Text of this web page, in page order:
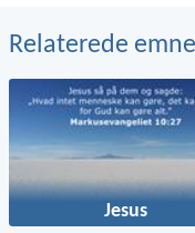
Relaterede
Jesus